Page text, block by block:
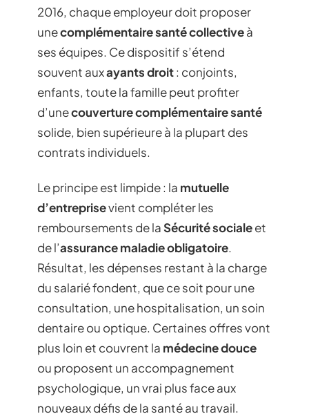
2016, chaque employeur doit proposer
unecomplémentaire santé collectiveà
ses équipes. Ce dispositif s’étend
souvent auxayants droit: conjoints,
enfants, toute la famille peut profiter
d’unecouverture complémentaire santé
solide, bien supérieure à la plupart des
contrats individuels.
Le principe est limpide : la mutuelle
d’entreprisevient compléter les
remboursements de la Sécurité socialeet
de l’assurance maladie obligatoire.
Résultat, les dépenses restant à la charge
du salarié fondent, que ce soit pour une
consultation, une hospitalisation, un soin
dentaire ou optique. Certaines offres vont
plus loin et couvrent la médecine douce
ou proposent un accompagnement
psychologique, un vrai plus face aux
nouveaux défis de la santé au travail.